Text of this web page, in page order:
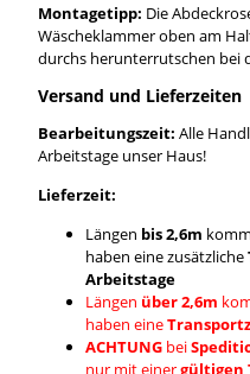
Montagetipp: Die
Wäscheklammer oben am
durchs herunterrutschen bei
Versand und Lieferzeiten
Bearbeitungszeit: Alle
Arbeitstage unser Haus!
Lieferzeit:
Längen bis 2,6m
haben eine zusätzliche
Arbeitstage
Längen über 2,6m
haben eine
ACHTUNGbei
nur mit einergültigen